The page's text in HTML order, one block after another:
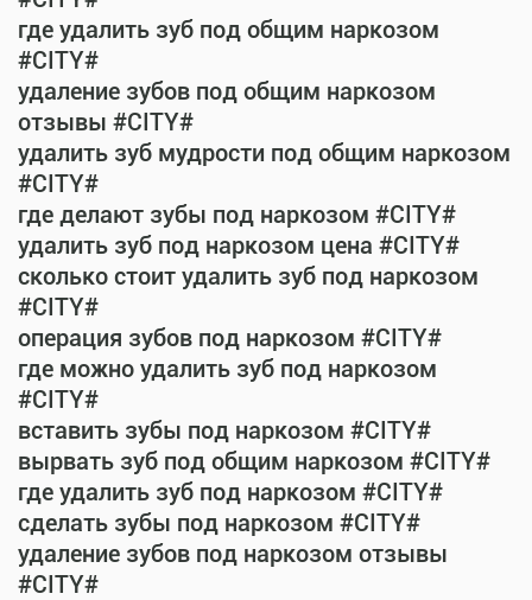
где удалить зуб под общим наркозом
#CITY#
удаление зубов под общим наркозом
отзывы #CITY#
удалить зуб мудрости под общим наркозом
#CITY#
где делают зубы под наркозом #CITY#
удалить зуб под наркозом цена #CITY#
сколько стоит удалить зуб под наркозом
#CITY#
операция зубов под наркозом #CITY#
где можно удалить зуб под наркозом
#CITY#
вставить зубы под наркозом #CITY#
вырвать зуб под общим наркозом #CITY#
где удалить зуб под наркозом #CITY#
сделать зубы под наркозом #CITY#
удаление зубов под наркозом отзывы
#CITY#